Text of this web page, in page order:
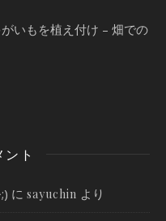
いもを植え付け – 畑での
ト
に sayuchin より